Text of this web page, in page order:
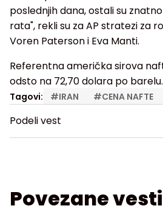
poslednjih dana, ostali su
rata", rekli su za AP stratezi za
Voren Paterson i Eva Manti.
Referentna američka sirova
odsto na 72,70 dolara po barelu.
Tagovi: #IRAN #CENA NAFTE
Podeli vest
Povezane vesti